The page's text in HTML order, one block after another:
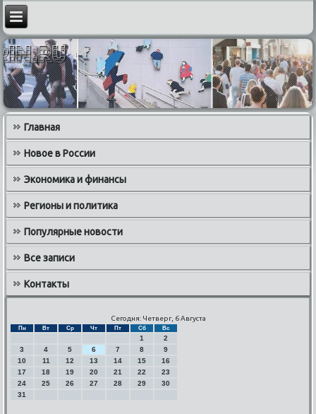
Главная
Новое в России
Экономика и финансы
Регионы и политика
Популярные новости
Все записи
Контакты
Сегодня: Четверг, 6 Августа
Пн Вт Ср Чт Пт Сб Вс
1
2
3
4 5 6 7 8
9
10
11 12 13 14 15
16
17
18 19 20 21 22
23
24
25 26 27 28 29
30
31